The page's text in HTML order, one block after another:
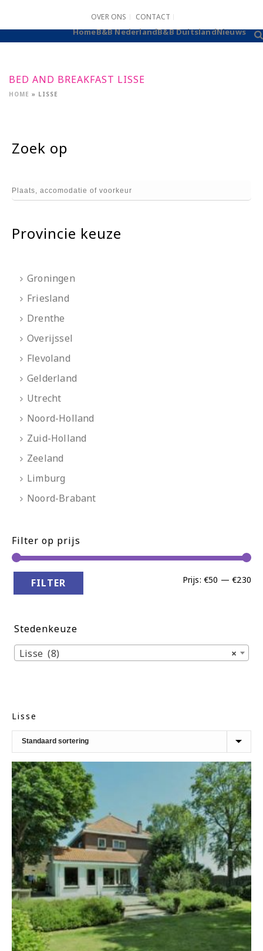
OVER ONS CONTACT
HomeB&B NederlandB&B DuitslandNieuws
BED AND BREAKFAST LISSE
HOME » LISSE
Lisse
Zoek op
Provincie keuze
Groningen
Friesland
Drenthe
Overijssel
Flevoland
Gelderland
Utrecht
Noord-Holland
Zuid-Holland
Zeeland
Limburg
Noord-Brabant
Filter op prijs
FILTER Prijs: €50 —€230
Stedenkeuze
×
Lisse (8)